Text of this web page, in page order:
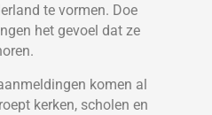
te vormen. Doe
het gevoel dat ze
komen al
kerken, scholen en